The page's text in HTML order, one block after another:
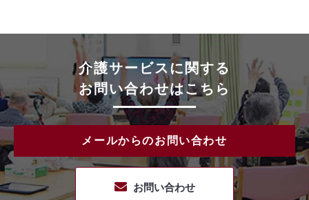
介護サービスに関する
お問い合わせはこちら
メールからのお問い合わせ
お問い合わせ